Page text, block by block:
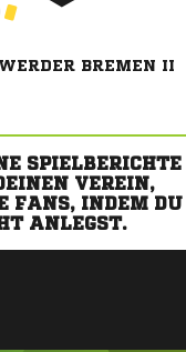
BREMEN II
SPIELBERICHTE
VEREIN,
FANS, INDEM DU
ANLEGST.